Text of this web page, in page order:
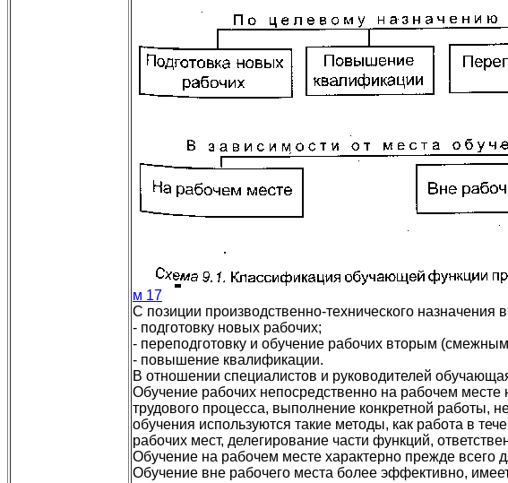
м 17
С позиции производственно-технического назначения
- подготовку новых рабочих;
- переподготовку и обучение рабочих вторым
- повышение квалификации.
В отношении специалистов и руководителей
Обучение рабочих непосредственно на рабочем месте
трудового процесса, выполнение конкретной работы,
обучения используются такие методы, как работа в
рабочих мест, делегирование части функций,
Обучение на рабочем месте характерно прежде всего
Обучение вне рабочего места более эффективно,